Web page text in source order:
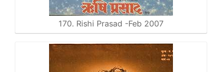
170. Rishi Prasad -Feb 2007